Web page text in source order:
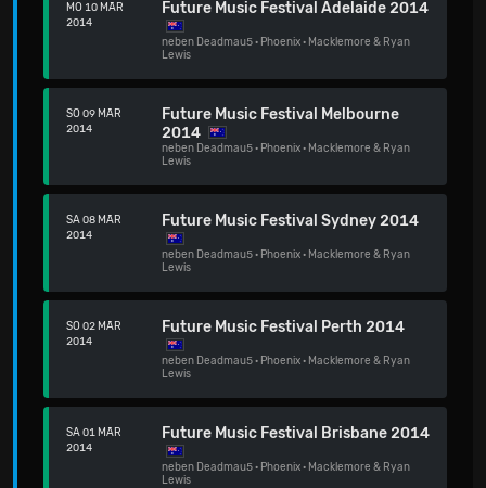
MO 10 MÄR
2014
Future Music Festival Adelaide 2014
neben Deadmau5· Phoenix· Macklemore & Ryan
Lewis
SO 09 MÄR
2014
Future Music Festival Melbourne
2014
neben Deadmau5· Phoenix· Macklemore & Ryan
Lewis
SA 08 MÄR
2014
Future Music Festival Sydney 2014
neben Deadmau5· Phoenix· Macklemore & Ryan
Lewis
SO 02 MÄR
2014
Future Music Festival Perth 2014
neben Deadmau5· Phoenix· Macklemore & Ryan
Lewis
SA 01 MÄR
2014
Future Music Festival Brisbane 2014
neben Deadmau5· Phoenix· Macklemore & Ryan
Lewis